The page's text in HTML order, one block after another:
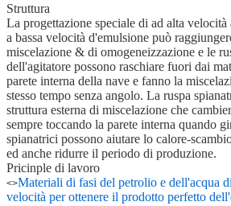
Struttura
La progettazione speciale di ad alta
a bassa velocità d'emulsione può
miscelazione & di omogeneizzazione e le
dell'agitatore possono raschiare fuori dai
parete interna della nave e fanno la
stesso tempo senza angolo. La ruspa
struttura esterna di miscelazione che
sempre toccando la parete interna quando
spianatrici possono aiutare lo calore-
ed anche ridurre il periodo di produzione.
Pricinple di lavoro
<>Materiali di fasi del petrolio e dell'acqua
velocità per ottenere il prodotto perfetto